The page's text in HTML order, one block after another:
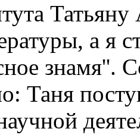
а я
знамя''.
Таня